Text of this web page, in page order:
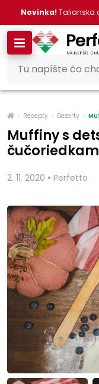
Novinka! Talianska
Recepty Dezerty
Muffiny s
2. 11. 2020 • Perfetto